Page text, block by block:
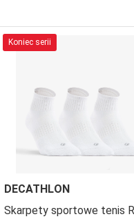
Koniec serii
DECATHLON
Skarpety sportowe tenis